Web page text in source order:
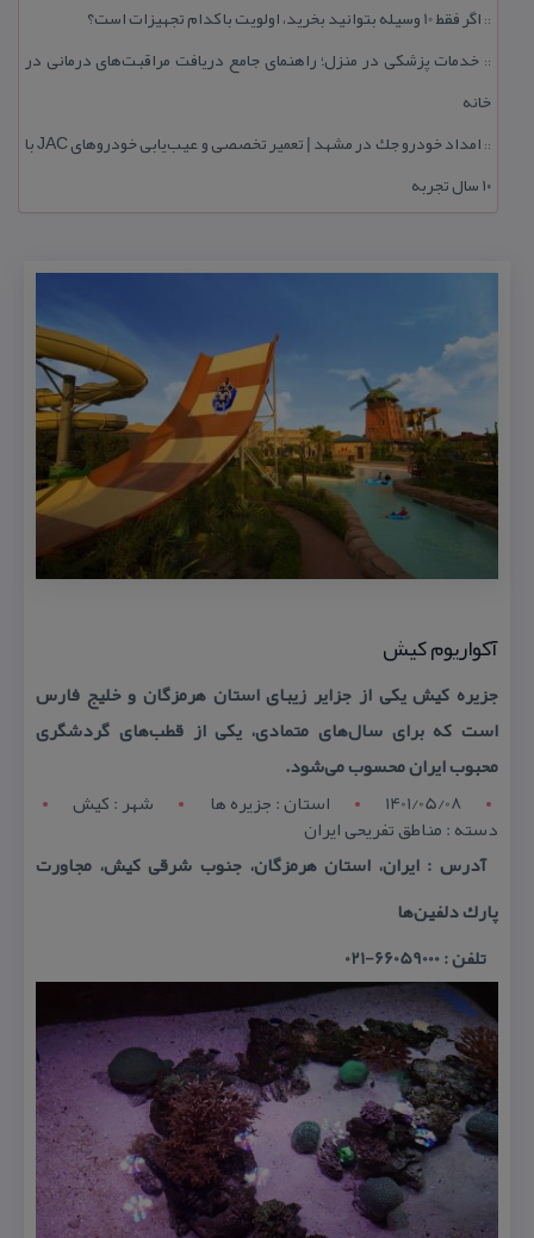
:: اگر فقط 10 وسیله بتوانید بخرید، اولویت با كدام تجهیزات است؟
:: خدمات پزشكی در منزل؛ راهنمای جامع دریافت مراقبت‌های درمانی در
خانه
::
امداد خودرو جك در مشهد | تعمیر تخصصی و عیب‌یابی خودروهای JAC با
۱۰ سال تجربه
آكواریوم كیش
جزیره كیش یكی از جزایر زیبای استان هرمزگان و خلیج فارس
است كه برای سال‌های متمادی، یكی از قطب‌های گردشگری
محبوب ایران محسوب می‌شود.
1401/05/08
استان : جزیره ها شهر : كیش
دسته : مناطق تفریحی ایران
آدرس : ایران، استان هرمزگان، جنوب شرقی كیش، مجاورت
پارك دلفین‌ها
تلفن : 66059000-021